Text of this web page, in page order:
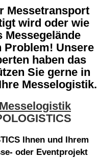
Messetransport
wird oder wie
Messegelände
Problem! Unsere
haben das
Sie gerne in
Messelogistik.
Messelogistik
Ihnen und Ihrem
oder Eventprojekt